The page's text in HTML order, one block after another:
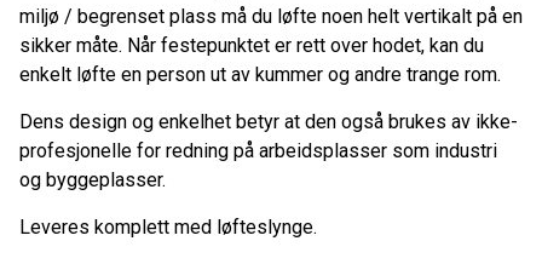
miljø / begrenset plass må du løfte noen helt vertikalt på en
sikker måte. Når festepunktet er rett over hodet, kan du
enkelt løfte en person ut av kummer og andre trange rom.
Dens design og enkelhet betyr at den også brukes av ikke-
profesjonelle for redning på arbeidsplasser som industri
og byggeplasser.
Leveres komplett med løfteslynge.